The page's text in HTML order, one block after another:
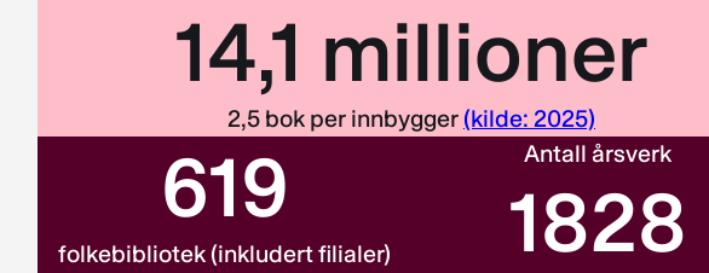
14,1 millioner
2,5 bok per innbygger (kilde: 2025)
619
folkebibliotek (inkludert filialer)
Antall årsverk
1828